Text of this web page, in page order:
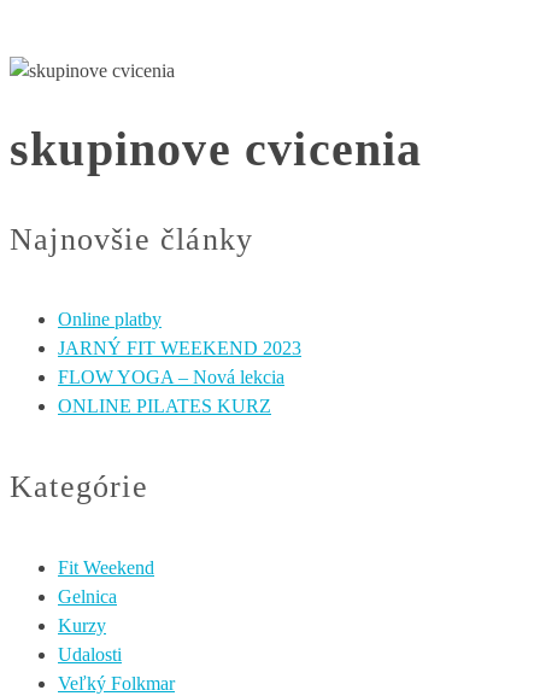
skupinove cvicenia
Najnovšie články
Online platby
JARNÝ FIT WEEKEND 2023
FLOW YOGA – Nová lekcia
ONLINE PILATES KURZ
Kategórie
Fit Weekend
Gelnica
Kurzy
Udalosti
Veľký Folkmar